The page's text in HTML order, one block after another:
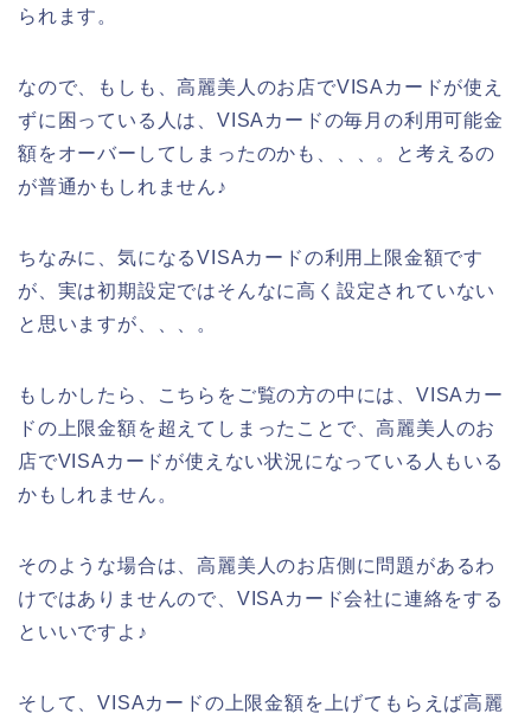
られます。
なので、もしも、高麗美人のお店でVISAカードが使え
ずに困っている人は、VISAカードの毎月の利用可能金
額をオーバーしてしまったのかも、、、。と考えるの
が普通かもしれません♪
ちなみに、気になるVISAカードの利用上限金額です
が、実は初期設定ではそんなに高く設定されていない
と思いますが、、、。
もしかしたら、こちらをご覧の方の中には、VISAカー
ドの上限金額を超えてしまったことで、高麗美人のお
店でVISAカードが使えない状況になっている人もいる
かもしれません。
そのような場合は、高麗美人のお店側に問題があるわ
けではありませんので、VISAカード会社に連絡をする
といいですよ♪
そして、VISAカードの上限金額を上げてもらえば高麗